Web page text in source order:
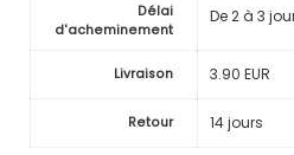
Délai
d'acheminement
De 2 à 3
Livraison 3.90 EUR
Retour 14 jours